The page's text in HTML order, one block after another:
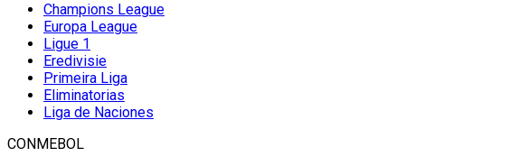
Champions League
Europa League
Ligue 1
Eredivisie
Primeira Liga
Eliminatorias
Liga de Naciones
CONMEBOL